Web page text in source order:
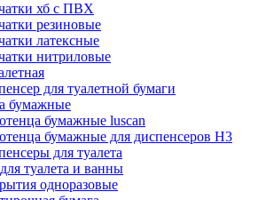
хб с ПВХ
резиновые
латексные
нитриловые
для туалетной бумаги
бумажные
бумажные luscan
бумажные для диспенсеров H3
для туалета
туалета и ванны
одноразовые